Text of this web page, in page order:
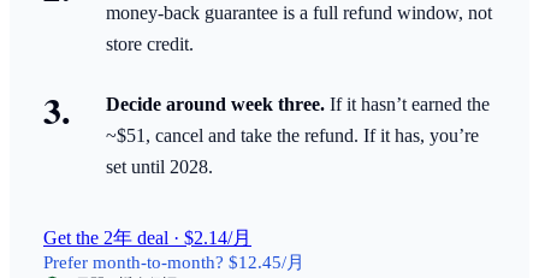
money-back guarantee is a full refund window, not
store credit.
Decide around week three. If it hasn’t earned the
~$51, cancel and take the refund. If it has, you’re
set until 2028.
Get the 2年 deal · $2.14/月
Prefer month-to-month? $12.45/月